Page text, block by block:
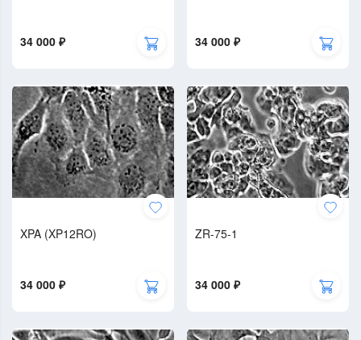
34 000 ₽ 34 000 ₽
XPA (XP12RO)
34 000 ₽
ZR-75-1
34 000 ₽